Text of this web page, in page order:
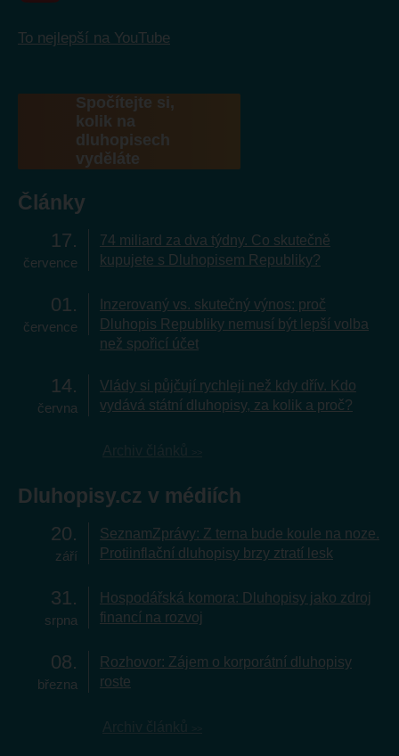
To nejlepší na YouTube
Spočítejte si,
kolik na
dluhopisech
vyděláte
Články
17
července
74 miliard za dva týdny. Co skutečně
kupujete s Dluhopisem Republiky?
01
července
Inzerovaný vs. skutečný výnos: proč
Dluhopis Republiky nemusí být lepší volba
než spořicí účet
14
června
Vlády si půjčují rychleji než kdy dřív. Kdo
vydává státní dluhopisy, za kolik a proč?
Dluhopisy.cz v médiích
20
září
SeznamZprávy: Z terna bude koule na noze.
Protiinflační dluhopisy brzy ztratí lesk
31
srpna
Hospodářská komora: Dluhopisy jako zdroj
financí na rozvoj
08
března
Rozhovor: Zájem o korporátní dluhopisy
roste